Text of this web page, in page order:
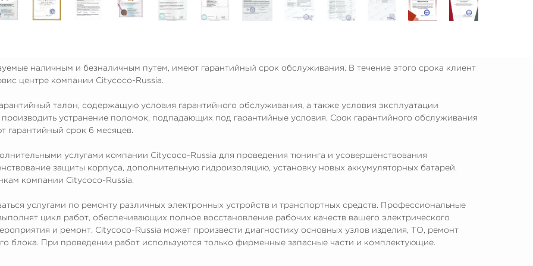
наличным и безналичным путем, имеют гарантийный срок обслуживания. В течение этого срока клиент
центре компании Citycoco-Russia.
талон, содержащую условия гарантийного обслуживания, а также условия эксплуатации
производить устранение поломок, подпадающих под гарантийные условия. Срок гарантийного обслуживания
гарантийный срок 6 месяцев.
услугами компании Citycoco-Russia для проведения тюнинга и усовершенствования
защиты корпуса, дополнительную гидроизоляцию, установку новых аккумуляторных батарей.
компании Citycoco-Russia.
услугами по ремонту различных электронных устройств и транспортных средств. Профессиональные
цикл работ, обеспечивающих полное восстановление рабочих качеств вашего электрического
и ремонт. Citycoco-Russia может произвести диагностику основных узлов изделия, ТО, ремонт
блока. При проведении работ используются только фирменные запасные части и комплектующие.